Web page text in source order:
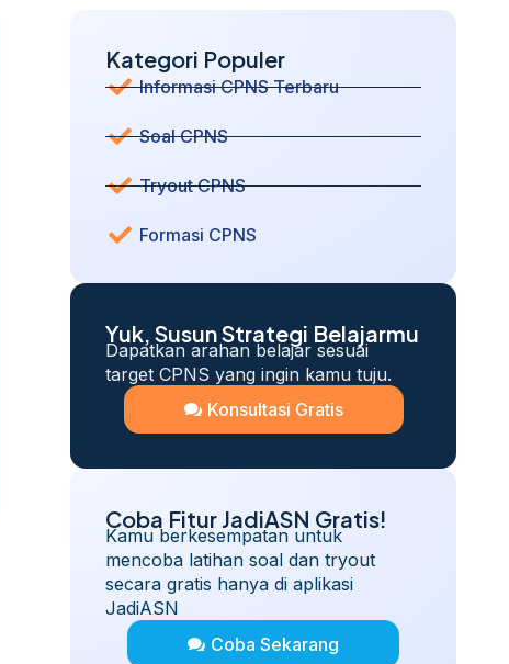
Kategori Populer
Informasi CPNS Terbaru
Soal CPNS
Tryout CPNS
Formasi CPNS
Yuk, Susun Strategi Belajarmu
Dapatkan arahan belajar sesuai
target CPNS yang ingin kamu tuju.
Konsultasi Gratis
Coba Fitur JadiASN Gratis!
Kamu berkesempatan untuk
mencoba latihan soal dan tryout
secara gratis hanya di aplikasi
JadiASN
Coba Sekarang